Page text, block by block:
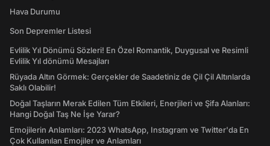
Hava Durumu
Son Depremler Listesi
Evlilik Yıl Dönümü Sözleri! En Özel Romantik, Duygusal ve Resimli
Evlilik Yıl dönümü Mesajları
Rüyada Altın Görmek: Gerçekler de Saadetiniz de Çil Çil Altınlarda
Saklı Olabilir!
Doğal Taşların Merak Edilen Tüm Etkileri, Enerjileri ve Şifa Alanları:
Hangi Doğal Taş Ne İşe Yarar?
Emojilerin Anlamları: 2023 WhatsApp, Instagram ve Twitter'da En
Çok Kullanılan Emojiler ve Anlamları